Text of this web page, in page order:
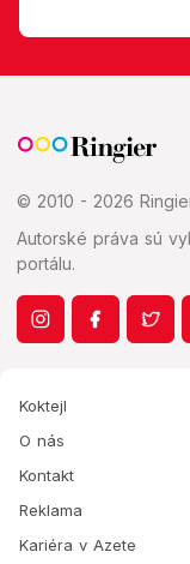
© 2010 - 2026
Autorské práva sú
portálu.
Koktejl
O nás
Kontakt
Reklama
Kariéra v Azete